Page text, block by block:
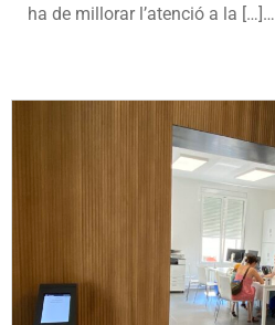
ha de millorar l’atenció a la […]…